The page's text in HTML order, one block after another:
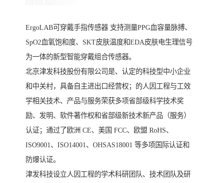
ErgoLAB可穿戴手指传感器 支持测量PPG血容量脉搏、
SpO2血氧饱和度、SKT皮肤温度和EDA皮肤电生理信号
为一体的新型智能穿戴组合传感器。
北京津发科技股份有限公司是、认定的科技型中小企业
和中关村，具备自主进出口经营权；的人因工程与工效
学相关技术、产品与服务荣获多项省部级科学技术奖
励、发明、软件著作权和省部级新技术新产品（服务）
认证；通过了欧洲 CE、美国 FCC、欧盟 RoHS、
ISO9001、ISO14001、OHSAS18001 等多项国际认证和
防爆认证。
津发科技设立人因工程的学术科研团队、技术团队及研